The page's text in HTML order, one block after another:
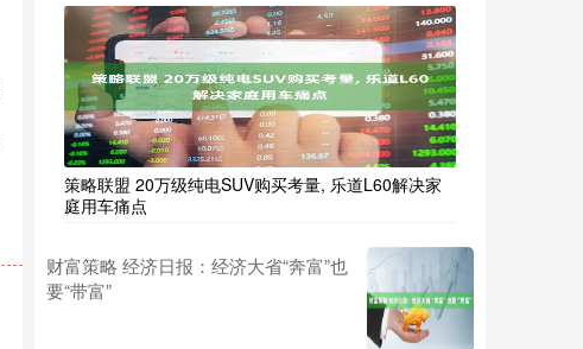
策略联盟 20万级纯电SUV购买考量, 乐道L60解决家
庭用车痛点
财富策略 经济日报：经济大省“奔富”也
要“带富”